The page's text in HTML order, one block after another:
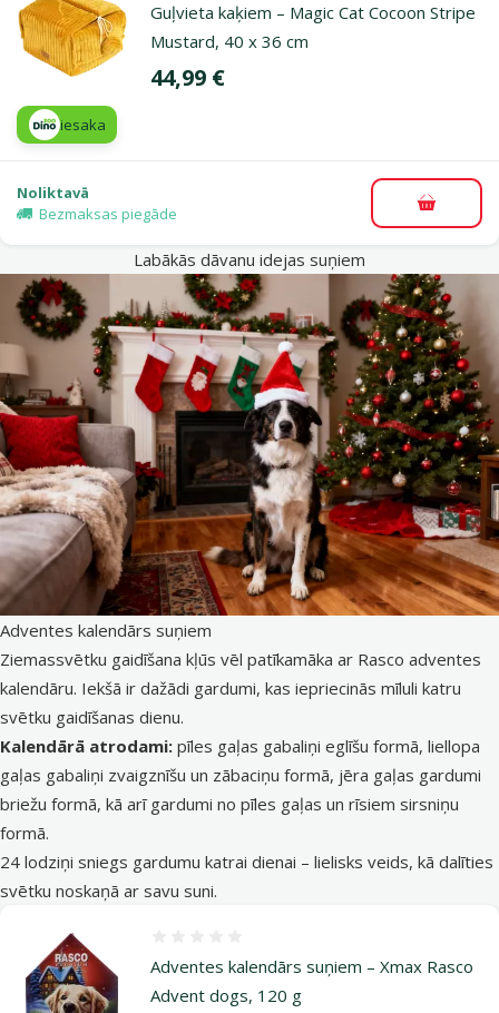
Guļvieta kaķiem – Magic Cat Cocoon Stripe
Mustard, 40 x 36 cm
Cena
44,99 €
iesaka
Noliktavā
Bezmaksas piegāde
Labākās dāvanu idejas suņiem
Adventes kalendārs suņiem
Ziemassvētku gaidīšana kļūs vēl patīkamāka ar Rasco adventes
kalendāru. Iekšā ir dažādi gardumi, kas iepriecinās mīluli katru
svētku gaidīšanas dienu.
Kalendārā atrodami: pīles gaļas gabaliņi eglīšu formā, liellopa
gaļas gabaliņi zvaigznīšu un zābaciņu formā, jēra gaļas gardumi
briežu formā, kā arī gardumi no pīles gaļas un rīsiem sirsniņu
formā.
24 lodziņi sniegs gardumu katrai dienai – lielisks veids, kā dalīties
svētku noskaņā ar savu suni.
Adventes kalendārs suņiem – Xmax Rasco
Advent dogs, 120 g